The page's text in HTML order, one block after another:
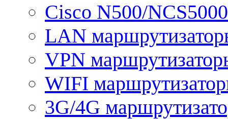
Cisco N500/
LAN
VPN
WIFI
3G/4G